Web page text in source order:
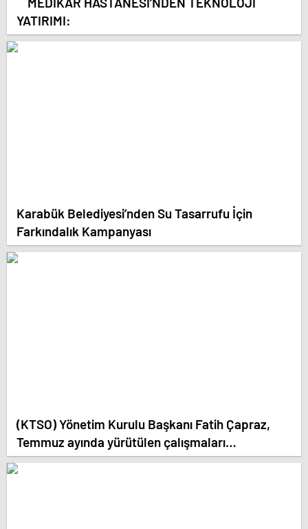
YATIRIMI:
Karabük Belediyesi’nden Su Tasarrufu İçin
Farkındalık Kampanyası
(KTSO) Yönetim Kurulu Başkanı Fatih Çapraz,
Temmuz ayında yürütülen çalışmaları
değerlendirdi.